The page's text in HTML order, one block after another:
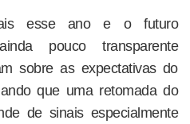
esse ano e o futuro
pouco transparente
sobre as expectativas do
que uma retomada do
de sinais especialmente